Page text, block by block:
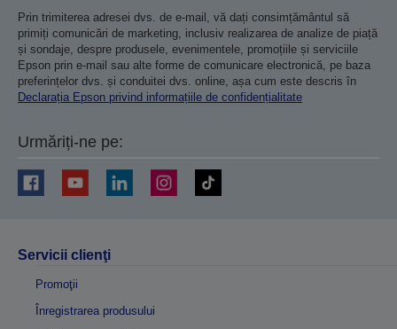
Prin trimiterea adresei dvs. de e-mail, vă dați consimțământul să
primiți comunicări de marketing, inclusiv realizarea de analize de piață
și sondaje, despre produsele, evenimentele, promoțiile și serviciile
Epson prin e-mail sau alte forme de comunicare electronică, pe baza
preferințelor dvs. și conduitei dvs. online, așa cum este descris în
Declarația Epson privind informațiile de confidențialitate
Urmăriți-ne pe:
Servicii clienţi
Promoţii
Înregistrarea produsului